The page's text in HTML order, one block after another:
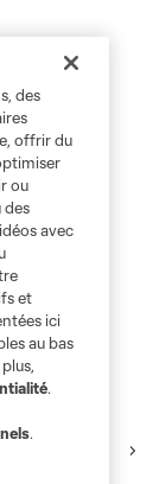
des
offrir du
ou
des
avec
et
ici
au bas
.
.